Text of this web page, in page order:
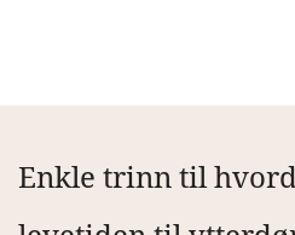
Enkle trinn til